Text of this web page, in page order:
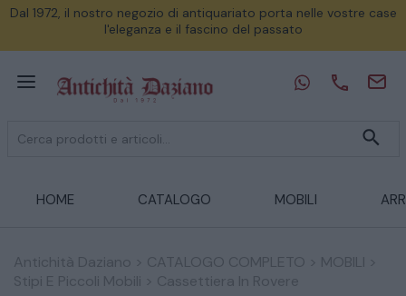
Dal 1972, il nostro negozio di antiquariato porta nelle vostre case
l'eleganza e il fascino del passato
HOME CATALOGO MOBILI
Antichità Daziano CATALOGO COMPLETO MOBILI
Stipi E Piccoli Mobili
Cassettiera In Rovere